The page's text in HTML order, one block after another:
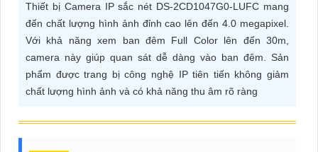
DỊCH
VỤ
Thiết bị Camera IP sắc nét DS-2CD1047G0-LUFC mang
đến chất lượng hình ảnh đỉnh cao lên đến 4.0 megapixel.
Với khả năng xem ban đêm Full Color lên đến 30m,
camera này giúp quan sát dễ dàng vào ban đêm. Sản
phẩm được trang bị công nghệ IP tiên tiến không giảm
chất lượng hình ảnh và có khả năng thu âm rõ ràng